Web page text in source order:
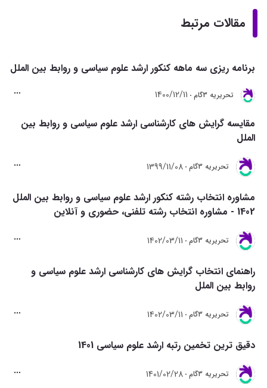
مقالات مرتبط
برنامه ریزی سه ماهه کنکور ارشد علوم سیاسی و روابط بین الملل
تحريريه 3گام 1400/12/11
مقایسه گرایش های کارشناسی ارشد علوم سیاسی و روابط بین
الملل
تحريريه 3گام 1399/11/08
مشاوره انتخاب رشته کنکور ارشد علوم سیاسی و روابط بین الملل
1402 - مشاوره انتخاب رشته تلفنی، حضوری و آنلاین
تحريريه 3گام 1402/03/11
راهنمای انتخاب گرایش های کارشناسی ارشد علوم سیاسی و
روابط بین الملل
تحريريه 3گام 1402/03/11
دقیق ترین تخمین رتبه ارشد علوم سیاسی 1401
تحريريه 3گام 1401/02/28